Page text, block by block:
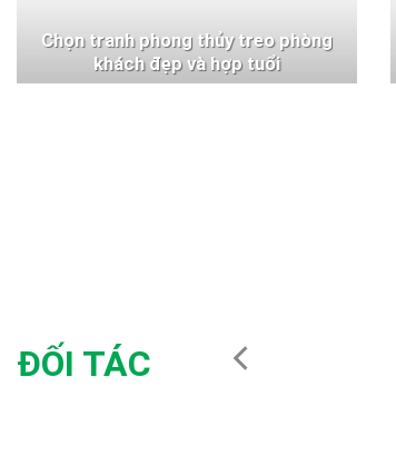
Chọn tranh phong thủy treo phòng
khách đẹp và hợp tuổi
ĐỐI TÁC